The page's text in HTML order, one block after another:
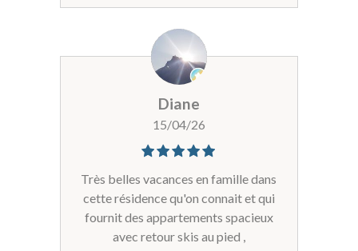
Diane
15/04/26
Très belles vacances en famille dans
cette résidence qu'on connait et qui
fournit des appartements spacieux
avec retour skis au pied ,